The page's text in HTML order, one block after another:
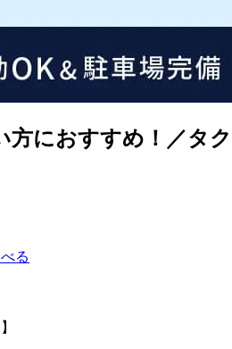
方におすすめ！／タ
る
】